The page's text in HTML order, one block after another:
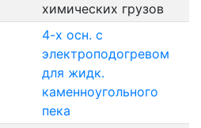
химических грузов
4-х осн. с
электроподогревом
для жидк.
каменноугольного
пека